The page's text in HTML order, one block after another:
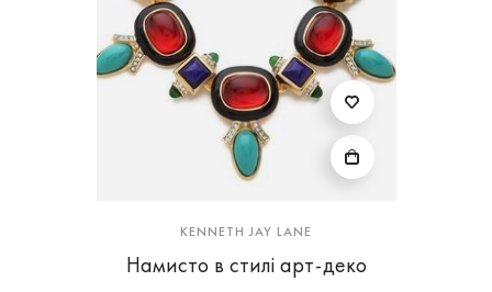
KENNETH JAY LANE
Намисто в стилі арт-деко